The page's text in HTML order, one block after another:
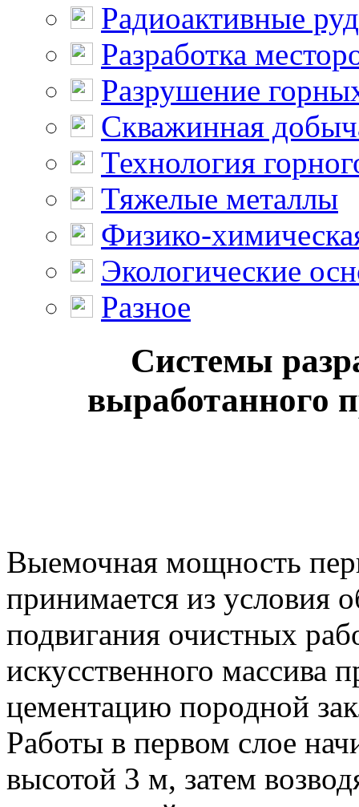
Радиоактивные
Разработка
Разрушение
Скважинная
Технология
Тяжелые металлы
Физико-
Экологические
Разное
Системы
выработанного
Выемочная мощность
принимается из условия
подвигания очистных
искусственного массива
цементацию породной
Работы в первом слое
высотой 3 м, затем